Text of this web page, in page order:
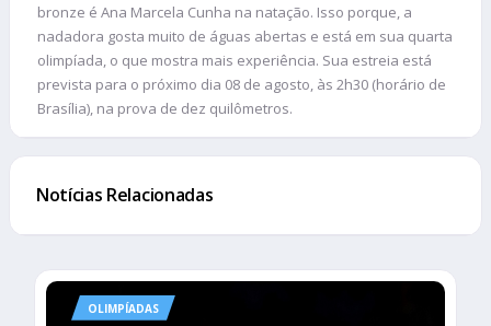
bronze é Ana Marcela Cunha na natação. Isso porque, a
nadadora gosta muito de águas abertas e está em sua quarta
olimpíada, o que mostra mais experiência. Sua estreia está
prevista para o próximo dia 08 de agosto, às 2h30 (horário de
Brasília), na prova de dez quilômetros.
Notícias Relacionadas
OLIMPÍADAS